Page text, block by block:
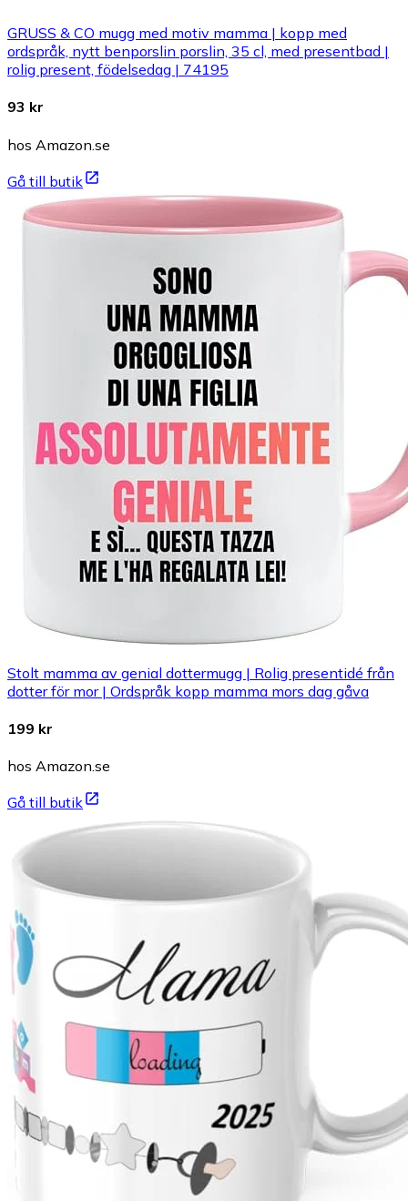
GRUSS & CO mugg med motiv mamma | kopp med
ordspråk, nytt benporslin porslin, 35 cl, med presentbad |
rolig present, födelsedag | 74195
93 kr
hos Amazon.se
Gå till butik
Stolt mamma av genial dottermugg | Rolig presentidé från
dotter för mor | Ordspråk kopp mamma mors dag gåva
199 kr
hos Amazon.se
Gå till butik